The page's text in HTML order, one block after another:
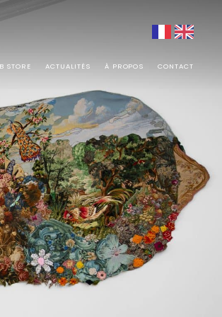
STORE ACTUALITÉS À PROPOS CONTACT